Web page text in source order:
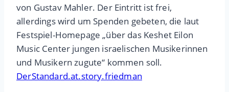
von Gustav Mahler. Der Eintritt ist frei,
allerdings wird um Spenden gebeten, die laut
Festspiel-Homepage „über das Keshet Eilon
Music Center jungen israelischen Musikerinnen
und Musikern zugute“ kommen soll.
DerStandard.at.story.friedman